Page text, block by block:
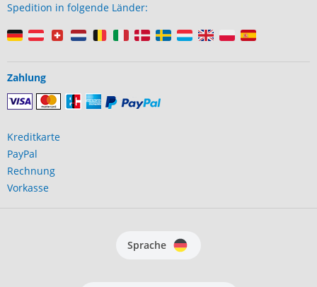
Spedition in folgende Länder:
Zahlung
Kreditkarte
PayPal
Rechnung
Vorkasse
Sprache